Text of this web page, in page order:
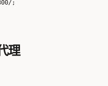
;
理